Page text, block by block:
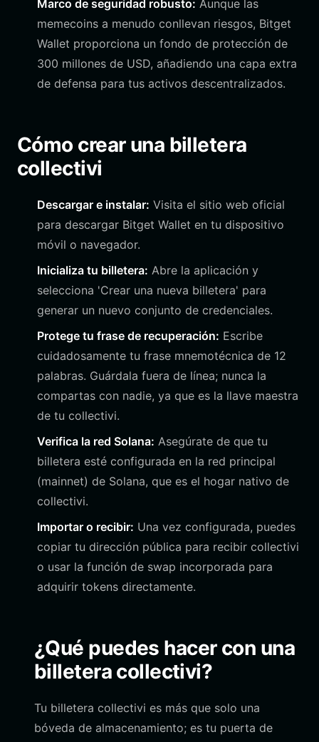
Marco de seguridad robusto: Aunque las
memecoins a menudo conllevan riesgos, Bitget
Wallet proporciona un fondo de protección de
300 millones de USD, añadiendo una capa extra
de defensa para tus activos descentralizados.
Cómo crear una billetera
collectivi
Descargar e instalar: Visita el sitio web oficial
para descargar Bitget Wallet en tu dispositivo
móvil o navegador.
Inicializa tu billetera: Abre la aplicación y
selecciona 'Crear una nueva billetera' para
generar un nuevo conjunto de credenciales.
Protege tu frase de recuperación: Escribe
cuidadosamente tu frase mnemotécnica de 12
palabras. Guárdala fuera de línea; nunca la
compartas con nadie, ya que es la llave maestra
de tu collectivi.
Verifica la red Solana: Asegúrate de que tu
billetera esté configurada en la red principal
(mainnet) de Solana, que es el hogar nativo de
collectivi.
Importar o recibir: Una vez configurada, puedes
copiar tu dirección pública para recibir collectivi
o usar la función de swap incorporada para
adquirir tokens directamente.
¿Qué puedes hacer con una
billetera collectivi?
Tu billetera collectivi es más que solo una
bóveda de almacenamiento; es tu puerta de